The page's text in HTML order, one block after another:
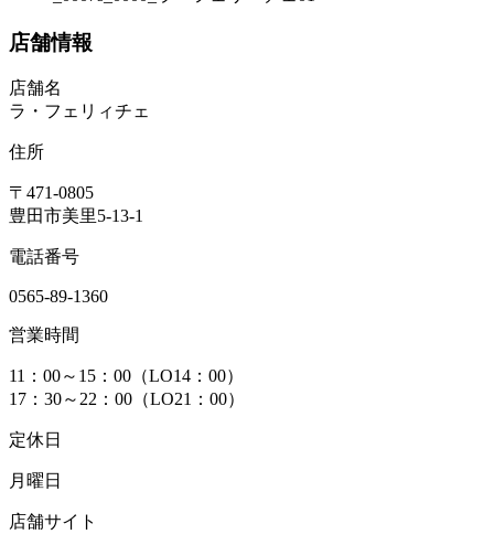
店舗情報
店舗名
ラ・フェリィチェ
住所
〒471-0805
豊田市美里5-13-1
電話番号
0565-89-1360
営業時間
11：00～15：00（LO14：00）
17：30～22：00（LO21：00）
定休日
月曜日
店舗サイト